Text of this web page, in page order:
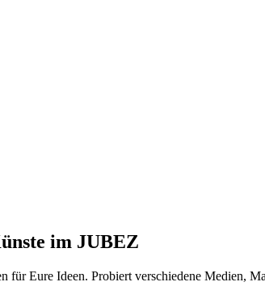
im JUBEZ
für Eure Ideen. Probiert verschiedene Medien,